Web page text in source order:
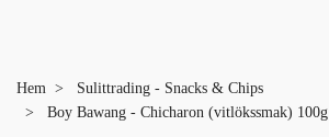
Hem
Sulittrading - Snacks & Chips
Boy Bawang - Chicharon (vitlökssmak) 100g